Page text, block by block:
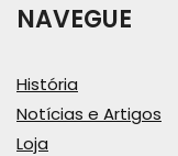
NAVEGUE
História
Notícias e Artigos
Loja